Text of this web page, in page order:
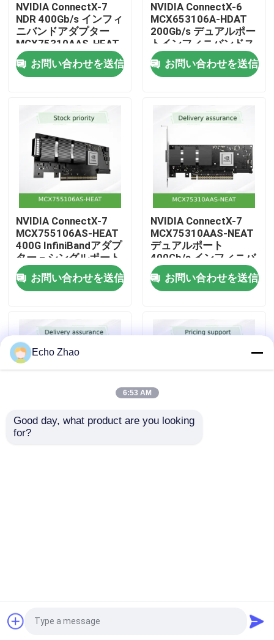
ホーム
製品
私たちについて
工場見学
品質管理
お問い合わせ
ニュース
見積もりを依頼する
光トランシーバーモジュール
メラノックスのネットワーク スイッチ
NVIDIAネットワークカード
NVIDIA ConnectX-7
NDR 400Gb/s インフィ
ニバンドアダプター
MCX75310AAS-HEAT
お問い合わせを送信
NVIDIA ConnectX-6
MCX653106A-HDAT
200Gb/s デュアルポー
トインフィニバンドス
マートアダプター
お問い合わせを送信
NVIDIA ConnectX-7
MCX755106AS-HEAT
400G InfiniBandアダプ
ター – シングルポート
NDR、PCIe 5.0、ハイ
パースケールワークロ
ード向けのハードウェ
ージ
お問い合わせを送信
NVIDIA ConnectX-7
MCX75310AAS-NEAT
デュアルポート
400Gb/s インフィニバ
ンド&イーサネット ス
マートアダプター
お問い合わせを送信
NVIDIA mellanox
場.Copyright © 2026 Hong Kong Starsurge Group
Echo Zhao
6:53 AM
Good day, what product are you looking
for?